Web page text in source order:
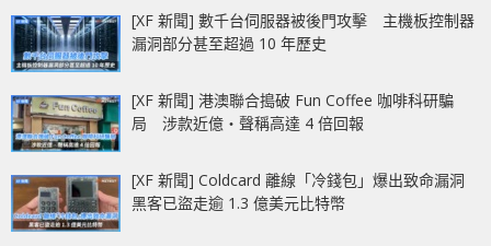
[XF 新聞] 數千台伺服器被後門攻擊 主機板控制器
漏洞部分甚至超過 10 年歷史
[XF 新聞] 港澳聯合搗破 Fun Coffee 咖啡科研騙
局 涉款近億‧聲稱高達 4 倍回報
[XF 新聞] Coldcard 離線「冷錢包」爆出致命漏洞
黑客已盜走逾 1.3 億美元比特幣